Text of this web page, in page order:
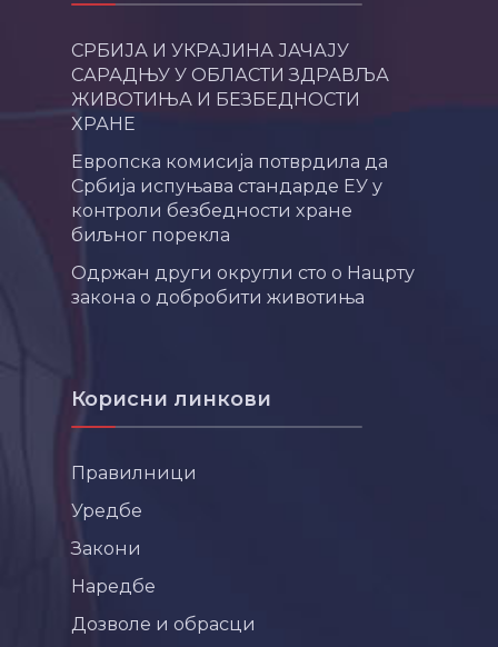
СРБИЈА И УКРАЈИНА ЈАЧАЈУ
САРАДЊУ У ОБЛАСТИ ЗДРАВЉА
ЖИВОТИЊА И БЕЗБЕДНОСТИ
ХРАНЕ
Европска комисија потврдила да
Србија испуњава стандарде ЕУ у
контроли безбедности хране
биљног порекла
Одржан други округли сто о Нацрту
закона о добробити животиња
Корисни линкови
Правилници
Уредбе
Закони
Наредбе
Дозволе и обрасци